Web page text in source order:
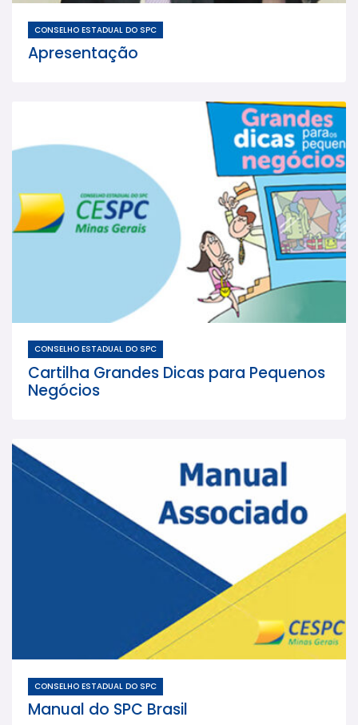
CONSELHO ESTADUAL DO SPC
Apresentação
CONSELHO ESTADUAL DO SPC
Cartilha Grandes Dicas para Pequenos
Negócios
CONSELHO ESTADUAL DO SPC
Manual do SPC Brasil